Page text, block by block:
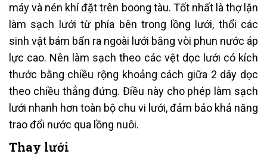
máy và nén khí đặt trên boong tàu. Tốt nhất là thợ lặn
làm sạch lưới từ phía bên trong lồng lưới, thổi các
sinh vật bám bẩn ra ngoài lưới bằng vòi phun nước áp
lực cao. Nên làm sạch theo các vệt dọc lưới có kích
thước bằng chiều rộng khoảng cách giữa 2 dây dọc
theo chiều thẳng đứng. Điều này cho phép làm sạch
lưới nhanh hơn toàn bộ chu vi lưới, đảm bảo khả năng
trao đổi nước qua lồng nuôi.
Thay lưới